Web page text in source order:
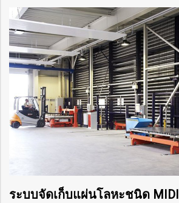
ระบบจัดเก็บแผ่นโลหะชนิด MIDI